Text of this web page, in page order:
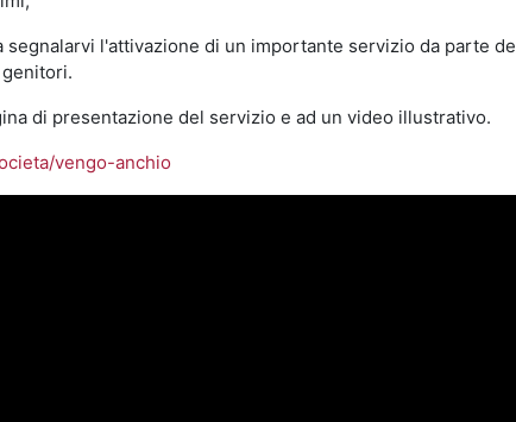
segnalarvi l'attivazione di un importante servizio da parte
di presentazione del servizio e ad un video illustrativo.
vengo-anchio